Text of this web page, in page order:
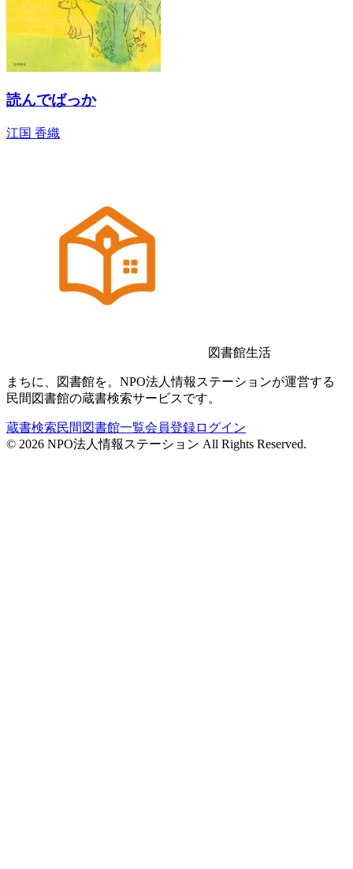
読んでばっか
江国 香織
図書館生活
まちに、図書館を。NPO法人情報ステーションが運営する
民間図書館の蔵書検索サービスです。
蔵書検索民間図書館一覧会員登録ログイン
© 2026 NPO法人情報ステーション All Rights Reserved.